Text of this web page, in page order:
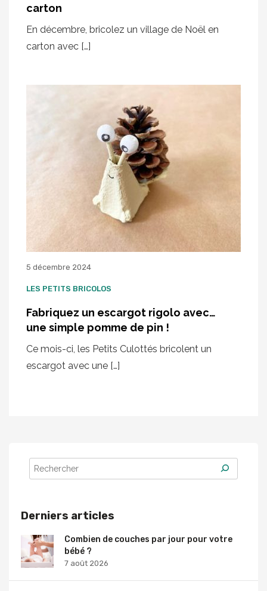
carton
En décembre, bricolez un village de Noël en
carton avec […]
5 décembre 2024
LES PETITS BRICOLOS
Fabriquez un escargot rigolo avec…
une simple pomme de pin !
Ce mois-ci, les Petits Culottés bricolent un
escargot avec une […]
Derniers articles
Combien de couches par jour pour votre
bébé ?
7 août 2026